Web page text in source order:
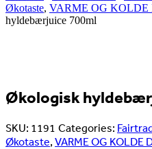
Økotaste, VARME OG KOLDE
hyldebærjuice 700ml
Økologisk
SKU: 1191 Categories:
Økotaste, VARME OG KOLDE